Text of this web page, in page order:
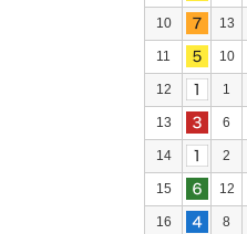
10 13
11 10
12 1
13 6
14 2
15 12
16 8